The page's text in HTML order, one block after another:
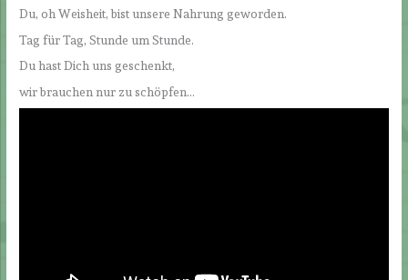
Du, oh Weisheit, bist unsere Nahrung geworden.
Tag für Tag, Stunde um Stunde.
Du hast Dich uns geschenkt,
wir brauchen nur zu schöpfen…